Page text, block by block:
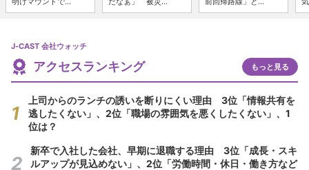
J-CAST 会社ウォッチ
アクセスランキング もっと見る
上司からのランチの誘いを断りにくい理由 3位「情報共有を
逃したくない」、2位「職場の雰囲気を悪くしたくない」、1
位は？
新卒で入社した会社、早期に退職する理由 3位「成長・スキ
ルアップが見込めない」、2位「労働時間・休日・働き方など